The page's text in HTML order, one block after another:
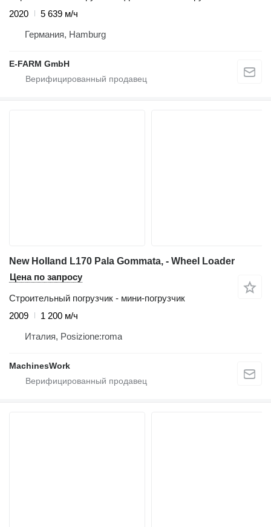
2020
5 639 м/ч
Германия, Hamburg
E-FARM GmbH
New Holland L170 Pala Gommata, - Wheel Loader
Цена по запросу
Строительный погрузчик - мини-погрузчик
2009
1 200 м/ч
Италия, Posizione:roma
MachinesWork